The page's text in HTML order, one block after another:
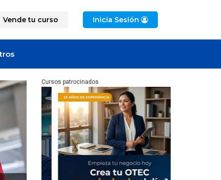
Vende tu curso Inicia Sesión
Cursos patrocinados